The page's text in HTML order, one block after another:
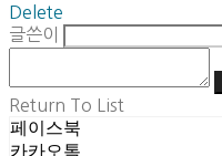
Delete
글쓴이
Return To List
페이스북
카카오톡